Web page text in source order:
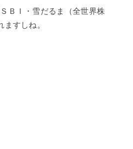
ＢＩ・雪だるま（全世界株
すしね。